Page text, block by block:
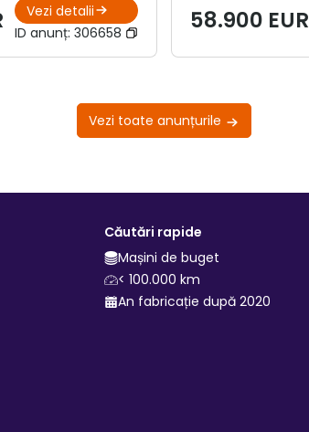
Vezi detalii
ID anunț: 306658 58.900 EUR
Vezi toate anunțurile
Căutări rapide
Mașini de buget
< 100.000 km
An fabricație după 2020